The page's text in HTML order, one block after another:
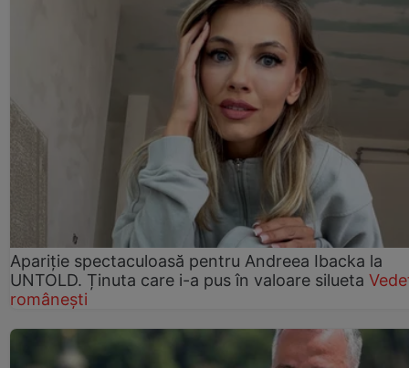
Apariție spectaculoasă pentru Andreea Ibacka la
UNTOLD. Ținuta care i-a pus în valoare silueta
românești